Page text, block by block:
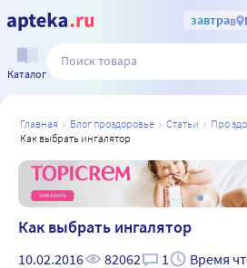
завтрав
Каталог
главная блог проздоровье статьи
про
как выбрать ингалятор
Как выбрать ингалятор
10.02.2016 82062 1 Время